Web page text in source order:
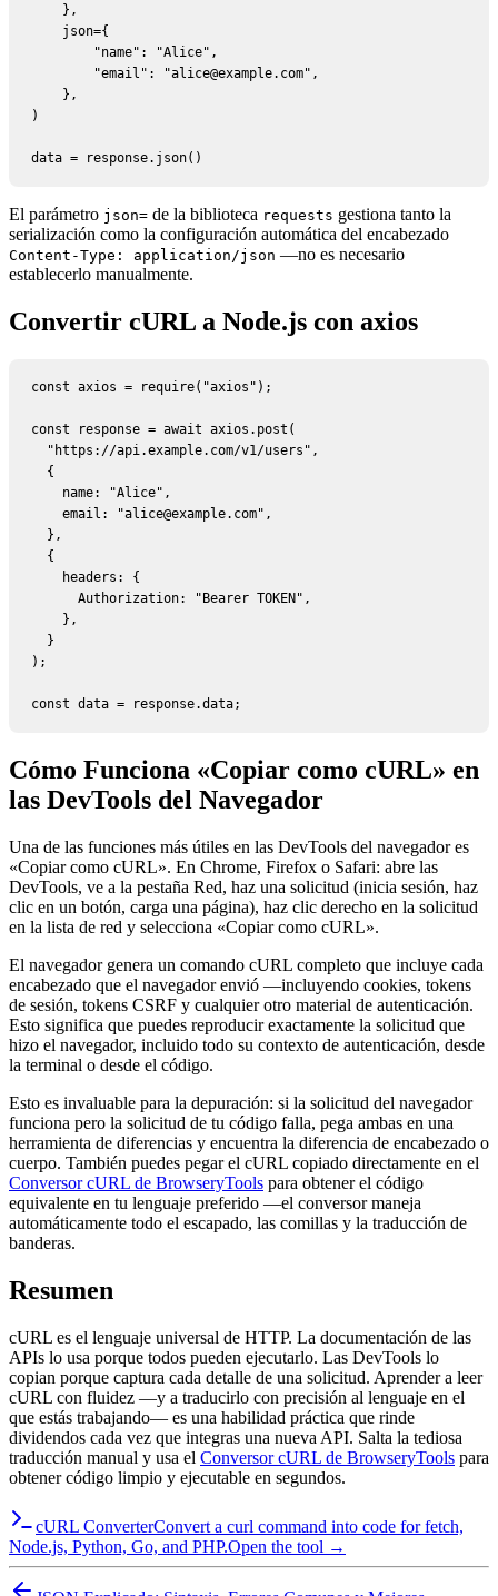
    },
    json={
        "name": "Alice",
        "email": "alice@example.com",
    },
)
data = response.json()
El parámetro json= de la biblioteca requests gestiona tanto la
serialización como la configuración automática del encabezado
Content-Type: application/json —no es necesario
establecerlo manualmente.
Convertir cURL a Node.js con axios
const axios = require("axios");
const response = await axios.post(
  "https://api.example.com/v1/users",
  {
    name: "Alice",
    email: "alice@example.com",
  },
  {
    headers: {
      Authorization: "Bearer TOKEN",
    },
  }
);
const data = response.data;
Cómo Funciona «Copiar como cURL» en
las DevTools del Navegador
Una de las funciones más útiles en las DevTools del navegador es
«Copiar como cURL». En Chrome, Firefox o Safari: abre las
DevTools, ve a la pestaña Red, haz una solicitud (inicia sesión, haz
clic en un botón, carga una página), haz clic derecho en la solicitud
en la lista de red y selecciona «Copiar como cURL».
El navegador genera un comando cURL completo que incluye cada
encabezado que el navegador envió —incluyendo cookies, tokens
de sesión, tokens CSRF y cualquier otro material de autenticación.
Esto significa que puedes reproducir exactamente la solicitud que
hizo el navegador, incluido todo su contexto de autenticación, desde
la terminal o desde el código.
Esto es invaluable para la depuración: si la solicitud del navegador
funciona pero la solicitud de tu código falla, pega ambas en una
herramienta de diferencias y encuentra la diferencia de encabezado o
cuerpo. También puedes pegar el cURL copiado directamente en el
Conversor cURL de BrowseryTools para obtener el código
equivalente en tu lenguaje preferido —el conversor maneja
automáticamente todo el escapado, las comillas y la traducción de
banderas.
Resumen
cURL es el lenguaje universal de HTTP. La documentación de las
APIs lo usa porque todos pueden ejecutarlo. Las DevTools lo
copian porque captura cada detalle de una solicitud. Aprender a leer
cURL con fluidez —y a traducirlo con precisión al lenguaje en el
que estás trabajando— es una habilidad práctica que rinde
dividendos cada vez que integras una nueva API. Salta la tediosa
traducción manual y usa el Conversor cURL de BrowseryTools para
obtener código limpio y ejecutable en segundos.
cURL ConverterConvert a curl command into code for fetch,
Node.js, Python, Go, and PHP.Open the tool →